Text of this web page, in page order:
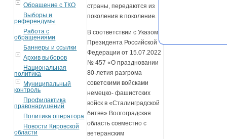
Обращение с ТКО
Выборы и
референдумы
Работа с
обращениями
Баннеры и ссылки
Архив выборов
Национальная
политика
Муниципальный
контроль
Профилактика
правонарушений
Политика оператора
Новости Кировской
области
страны, передаются из
поколения в поколение.
В соответствии с Указом
Президента Российской
Федерации от 15.07.2022
№ 457 «О праздновании
80-летия разгрома
советскими войсками
немецко- фашистских
войск в «Сталинградской
битве» Волгоградская
область совместно с
ветеранским